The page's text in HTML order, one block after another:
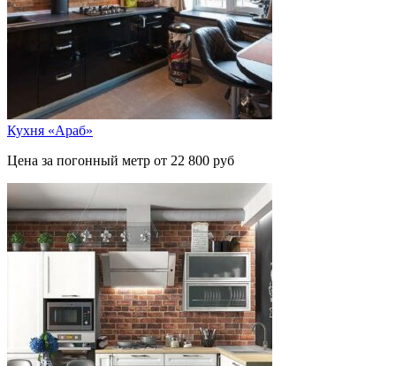
Кухня «Араб»
Цена за погонный метр от 22 800 руб